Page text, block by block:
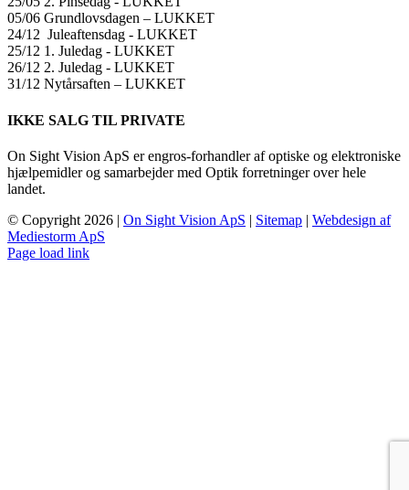
05/06 Grundlovsdagen – LUKKET
24/12 Juleaftensdag ​​- LUKKET
25/12 1. Juledag ​​- LUKKET
26/12 2. Juledag ​​- LUKKET
31/12 Nytårsaften – LUKKET
IKKE SALG TIL PRIVATE
On Sight Vision ApS er engros-forhandler af optiske og elektroniske
hjælpemidler og samarbejder med Optik forretninger over hele
landet.
© Copyright 2026 | On Sight Vision ApS | Sitemap | Webdesign af
Mediestorm ApS
Page load link